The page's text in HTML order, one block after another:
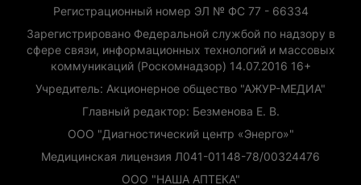
Регистрационный номер ЭЛ № ФС 77 - 66334
Зарегистрировано Федеральной службой по надзору в
сфере связи, информационных технологий и массовых
коммуникаций (Роскомнадзор) 14.07.2016 16+
Учредитель: Акционерное общество "АЖУР-МЕДИА"
Главный редактор: Безменова Е. В.
ООО "Диагностический центр «Энерго»"
Медицинская лицензия Л041-01148-78/00324476
ООО "НАША АПТЕКА"